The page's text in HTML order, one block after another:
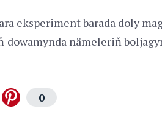
eksperiment barada doly
nämeleriň
0